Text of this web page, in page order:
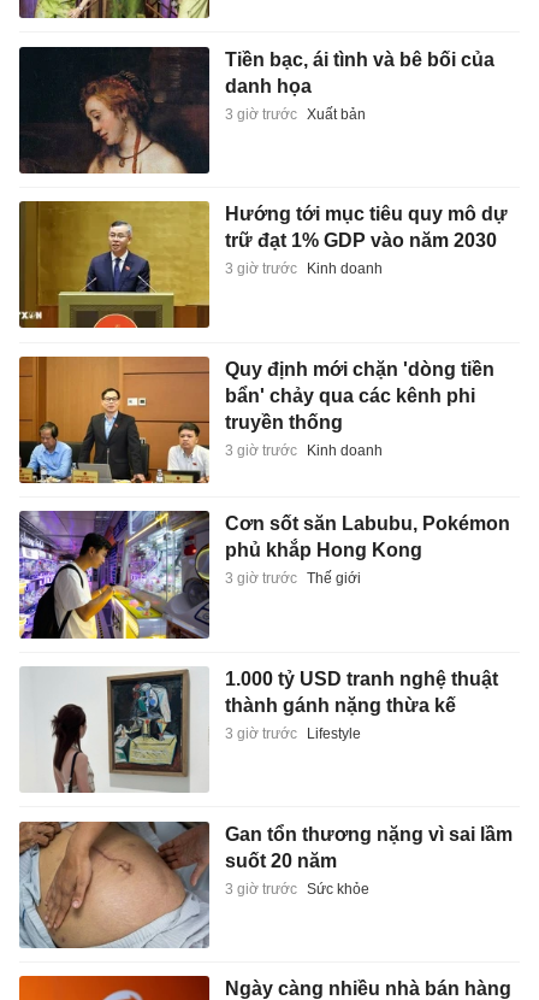
Tiền bạc, ái tình và bê bối của
danh họa
3 giờ trước Xuất bản
Hướng tới mục tiêu quy mô dự
trữ đạt 1% GDP vào năm 2030
3 giờ trước Kinh doanh
Quy định mới chặn 'dòng tiền
bẩn' chảy qua các kênh phi
truyền thống
3 giờ trước Kinh doanh
Cơn sốt săn Labubu, Pokémon
phủ khắp Hong Kong
3 giờ trước Thế giới
1.000 tỷ USD tranh nghệ thuật
thành gánh nặng thừa kế
3 giờ trước Lifestyle
Gan tổn thương nặng vì sai lầm
suốt 20 năm
3 giờ trước Sức khỏe
Ngày càng nhiều nhà bán hàng